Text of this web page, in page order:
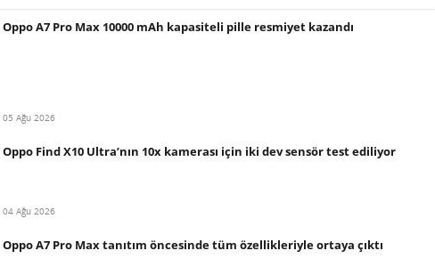
Oppo A7 Pro Max 10000 mAh kapasiteli pille resmiyet kazandı
05 Ağu 2026
Oppo Find X10 Ultra’nın 10x kamerası için iki dev sensör test ediliyor
04 Ağu 2026
Oppo A7 Pro Max tanıtım öncesinde tüm özellikleriyle ortaya çıktı